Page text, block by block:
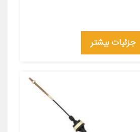
جزئیات بیشتر